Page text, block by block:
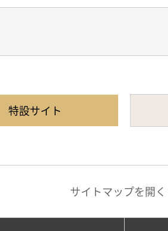
特設サイト
サイトマップを開く